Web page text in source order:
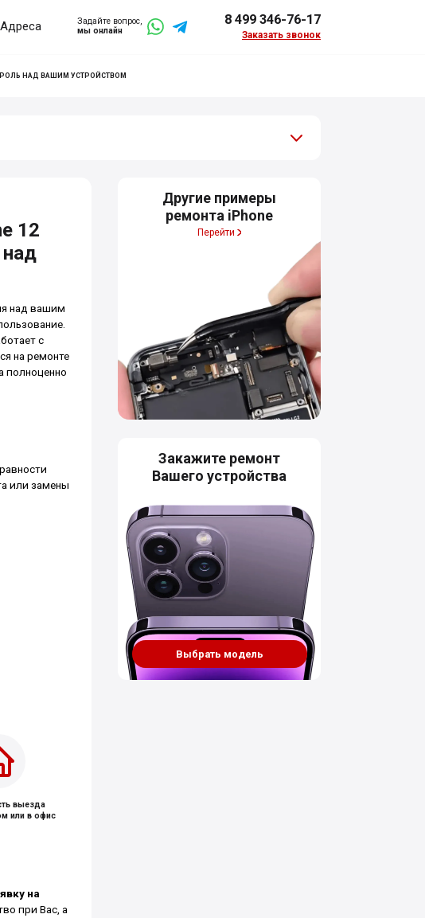
Адреса
Задайте вопрос,
мы онлайн
8 499 346-76-17
Заказать звонок
НАД ВАШИМ УСТРОЙСТВОМ
12
над вашим
с
на ремонте
полноценно
или замены
выезда
или в офис
на
при Вас, а
Другие примеры
ремонта iPhone
Перейти
Закажите ремонт
Вашего устройства
Выбрать модель